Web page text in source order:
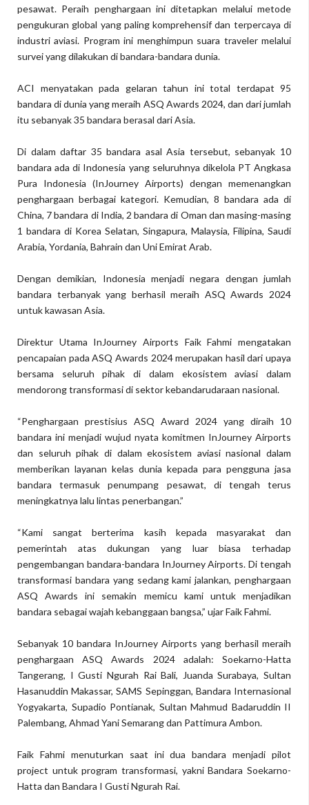
pesawat. Peraih penghargaan ini ditetapkan melalui metode
pengukuran global yang paling komprehensif dan terpercaya di
industri aviasi. Program ini menghimpun suara traveler melalui
survei yang dilakukan di bandara-bandara dunia.
ACI menyatakan pada gelaran tahun ini total terdapat 95
bandara di dunia yang meraih ASQ Awards 2024, dan dari jumlah
itu sebanyak 35 bandara berasal dari Asia.
Di dalam daftar 35 bandara asal Asia tersebut, sebanyak 10
bandara ada di Indonesia yang seluruhnya dikelola PT Angkasa
Pura Indonesia (InJourney Airports) dengan memenangkan
penghargaan berbagai kategori. Kemudian, 8 bandara ada di
China, 7 bandara di India, 2 bandara di Oman dan masing-masing
1 bandara di Korea Selatan, Singapura, Malaysia, Filipina, Saudi
Arabia, Yordania, Bahrain dan Uni Emirat Arab.
Dengan demikian, Indonesia menjadi negara dengan jumlah
bandara terbanyak yang berhasil meraih ASQ Awards 2024
untuk kawasan Asia.
Direktur Utama InJourney Airports Faik Fahmi mengatakan
pencapaian pada ASQ Awards 2024 merupakan hasil dari upaya
bersama seluruh pihak di dalam ekosistem aviasi dalam
mendorong transformasi di sektor kebandarudaraan nasional.
“Penghargaan prestisius ASQ Award 2024 yang diraih 10
bandara ini menjadi wujud nyata komitmen InJourney Airports
dan seluruh pihak di dalam ekosistem aviasi nasional dalam
memberikan layanan kelas dunia kepada para pengguna jasa
bandara termasuk penumpang pesawat, di tengah terus
meningkatnya lalu lintas penerbangan.”
“Kami sangat berterima kasih kepada masyarakat dan
pemerintah atas dukungan yang luar biasa terhadap
pengembangan bandara-bandara InJourney Airports. Di tengah
transformasi bandara yang sedang kami jalankan, penghargaan
ASQ Awards ini semakin memicu kami untuk menjadikan
bandara sebagai wajah kebanggaan bangsa,” ujar Faik Fahmi.
Sebanyak 10 bandara InJourney Airports yang berhasil meraih
penghargaan ASQ Awards 2024 adalah: Soekarno-Hatta
Tangerang, I Gusti Ngurah Rai Bali, Juanda Surabaya, Sultan
Hasanuddin Makassar, SAMS Sepinggan, Bandara Internasional
Yogyakarta, Supadio Pontianak, Sultan Mahmud Badaruddin II
Palembang, Ahmad Yani Semarang dan Pattimura Ambon.
Faik Fahmi menuturkan saat ini dua bandara menjadi pilot
project untuk program transformasi, yakni Bandara Soekarno-
Hatta dan Bandara I Gusti Ngurah Rai.